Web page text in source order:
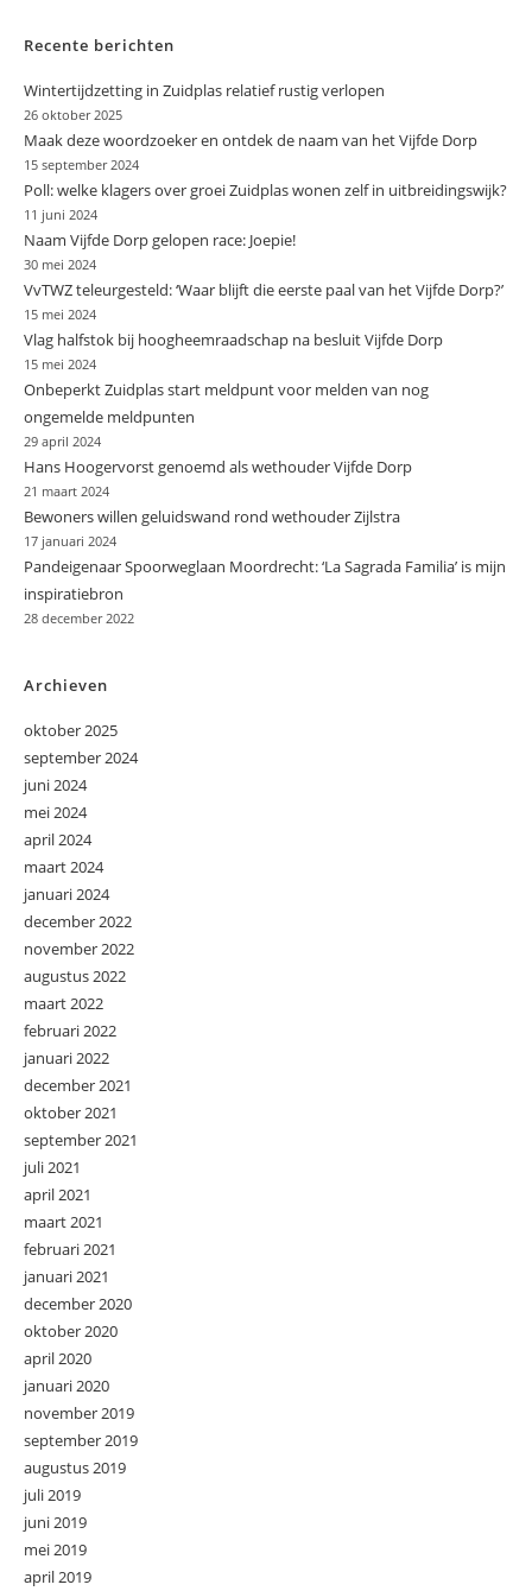
Recente berichten
Wintertijdzetting in Zuidplas relatief rustig verlopen
26 oktober 2025
Maak deze woordzoeker en ontdek de naam van het Vijfde Dorp
15 september 2024
Poll: welke klagers over groei Zuidplas wonen zelf in uitbreidingswijk?
11 juni 2024
Naam Vijfde Dorp gelopen race: Joepie!
30 mei 2024
VvTWZ teleurgesteld: ‘Waar blijft die eerste paal van het Vijfde Dorp?’
15 mei 2024
Vlag halfstok bij hoogheemraadschap na besluit Vijfde Dorp
15 mei 2024
Onbeperkt Zuidplas start meldpunt voor melden van nog
ongemelde meldpunten
29 april 2024
Hans Hoogervorst genoemd als wethouder Vijfde Dorp
21 maart 2024
Bewoners willen geluidswand rond wethouder Zijlstra
17 januari 2024
Pandeigenaar Spoorweglaan Moordrecht: ‘La Sagrada Familia’ is mijn
inspiratiebron
28 december 2022
Archieven
oktober 2025
september 2024
juni 2024
mei 2024
april 2024
maart 2024
januari 2024
december 2022
november 2022
augustus 2022
maart 2022
februari 2022
januari 2022
december 2021
oktober 2021
september 2021
juli 2021
april 2021
maart 2021
februari 2021
januari 2021
december 2020
oktober 2020
april 2020
januari 2020
november 2019
september 2019
augustus 2019
juli 2019
juni 2019
mei 2019
april 2019